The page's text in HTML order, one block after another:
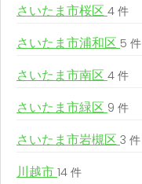
さいたま市桜区 4 件
さいたま市浦和区 5 件
さいたま市南区 4 件
さいたま市緑区 9 件
さいたま市岩槻区 3 件
川越市 14 件